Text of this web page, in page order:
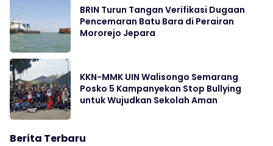
BRIN Turun Tangan Verifikasi Dugaan
Pencemaran Batu Bara di Perairan
Mororejo Jepara
KKN-MMK UIN Walisongo Semarang
Posko 5 Kampanyekan Stop Bullying
untuk Wujudkan Sekolah Aman
Berita Terbaru